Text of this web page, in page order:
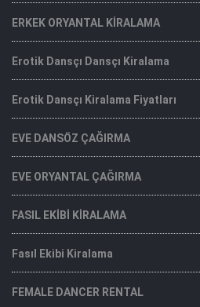
ERKEK ORYANTAL KİRALAMA
Erotik Dansçı Dansçı Kiralama
Erotik Dansçı Kiralama Fiyatları
EVE DANSÖZ ÇAĞIRMA
EVE ORYANTAL ÇAĞIRMA
FASIL EKİBİ KİRALAMA
Fasıl Ekibi Kiralama
FEMALE DANCER RENTAL